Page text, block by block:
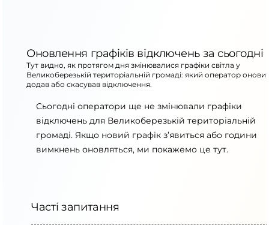
Оновлення графіків відключень за сьогодні
Тут видно, як протягом дня змінювалися графіки світла у
Великоберезькій територіальній громаді: який оператор
додав або скасував відключення.
Сьогодні оператори ще не змінювали графіки
відключень для Великоберезькій територіальній
громаді. Якщо новий графік з’явиться або години
вимкнень оновляться, ми покажемо це тут.
Часті запитання